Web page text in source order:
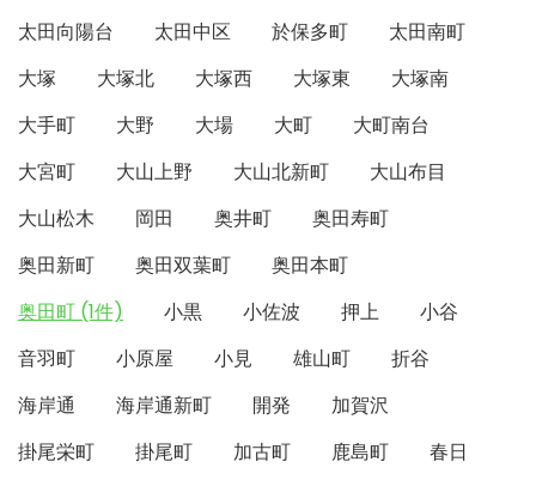
太田向陽台
太田中区 於保多町
太田南町
大塚
大塚北 大塚西 大塚東
大塚南
大手町
大野 大場 大町
大町南台
大宮町
大山上野 大山北新町
大山布目
大山松木
岡田 奥井町
奥田寿町
奥田新町
奥田双葉町
奥田本町
奥田町 (1件)
小黒 小佐波 押上
小谷
音羽町
小原屋 小見 雄山町
折谷
海岸通
海岸通新町 開発
加賀沢
掛尾栄町
掛尾町 加古町 鹿島町
春日